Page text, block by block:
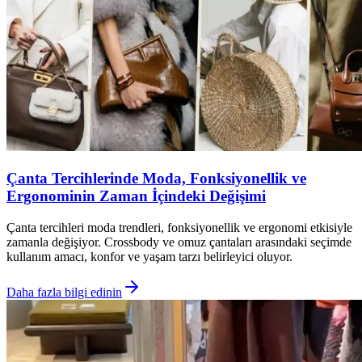
Çanta Tercihlerinde Moda, Fonksiyonellik ve
Ergonominin Zaman İçindeki Değişimi
Çanta tercihleri moda trendleri, fonksiyonellik ve ergonomi etkisiyle
zamanla değişiyor. Crossbody ve omuz çantaları arasındaki seçimde
kullanım amacı, konfor ve yaşam tarzı belirleyici oluyor.
Daha fazla bilgi edinin